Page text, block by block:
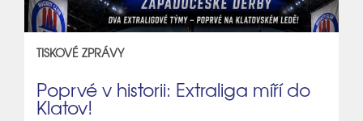
TISKOVÉ ZPRÁVY
Poprvé v historii: Extraliga míří do
Klatov!